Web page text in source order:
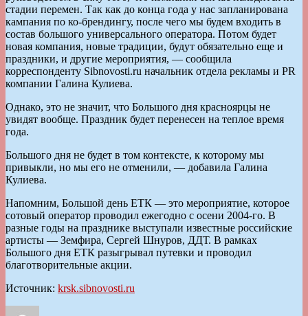
стадии перемен. Так как до конца года у нас запланирована
кампания по ко-брендингу, после чего мы будем входить в
состав большого универсального оператора. Потом будет
новая компания, новые традиции, будут обязательно еще и
праздники, и другие мероприятия, — сообщила
корреспонденту Sibnovosti.ru начальник отдела рекламы и PR
компании Галина Кулиева.
Однако, это не значит, что Большого дня красноярцы не
увидят вообще. Праздник будет перенесен на теплое время
года.
Большого дня не будет в том контексте, к которому мы
привыкли, но мы его не отменили, — добавила Галина
Кулиева.
Напомним, Большой день ЕТК — это мероприятие, которое
сотовый оператор проводил ежегодно с осени 2004-го. В
разные годы на празднике выступали известные российские
артисты — Земфира, Сергей Шнуров, ДДТ. В рамках
Большого дня ЕТК разыгрывал путевки и проводил
благотворительные акции.
Источник: krsk.sibnovosti.ru